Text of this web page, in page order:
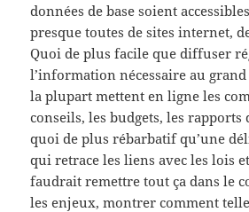
données de base soient
presque toutes de sites internet,
Quoi de plus facile que diffuser
l’information nécessaire au
la plupart mettent en ligne les
conseils, les budgets, les rapports
quoi de plus rébarbatif qu’une
qui retrace les liens avec les lois
faudrait remettre tout ça dans le
les enjeux, montrer comment